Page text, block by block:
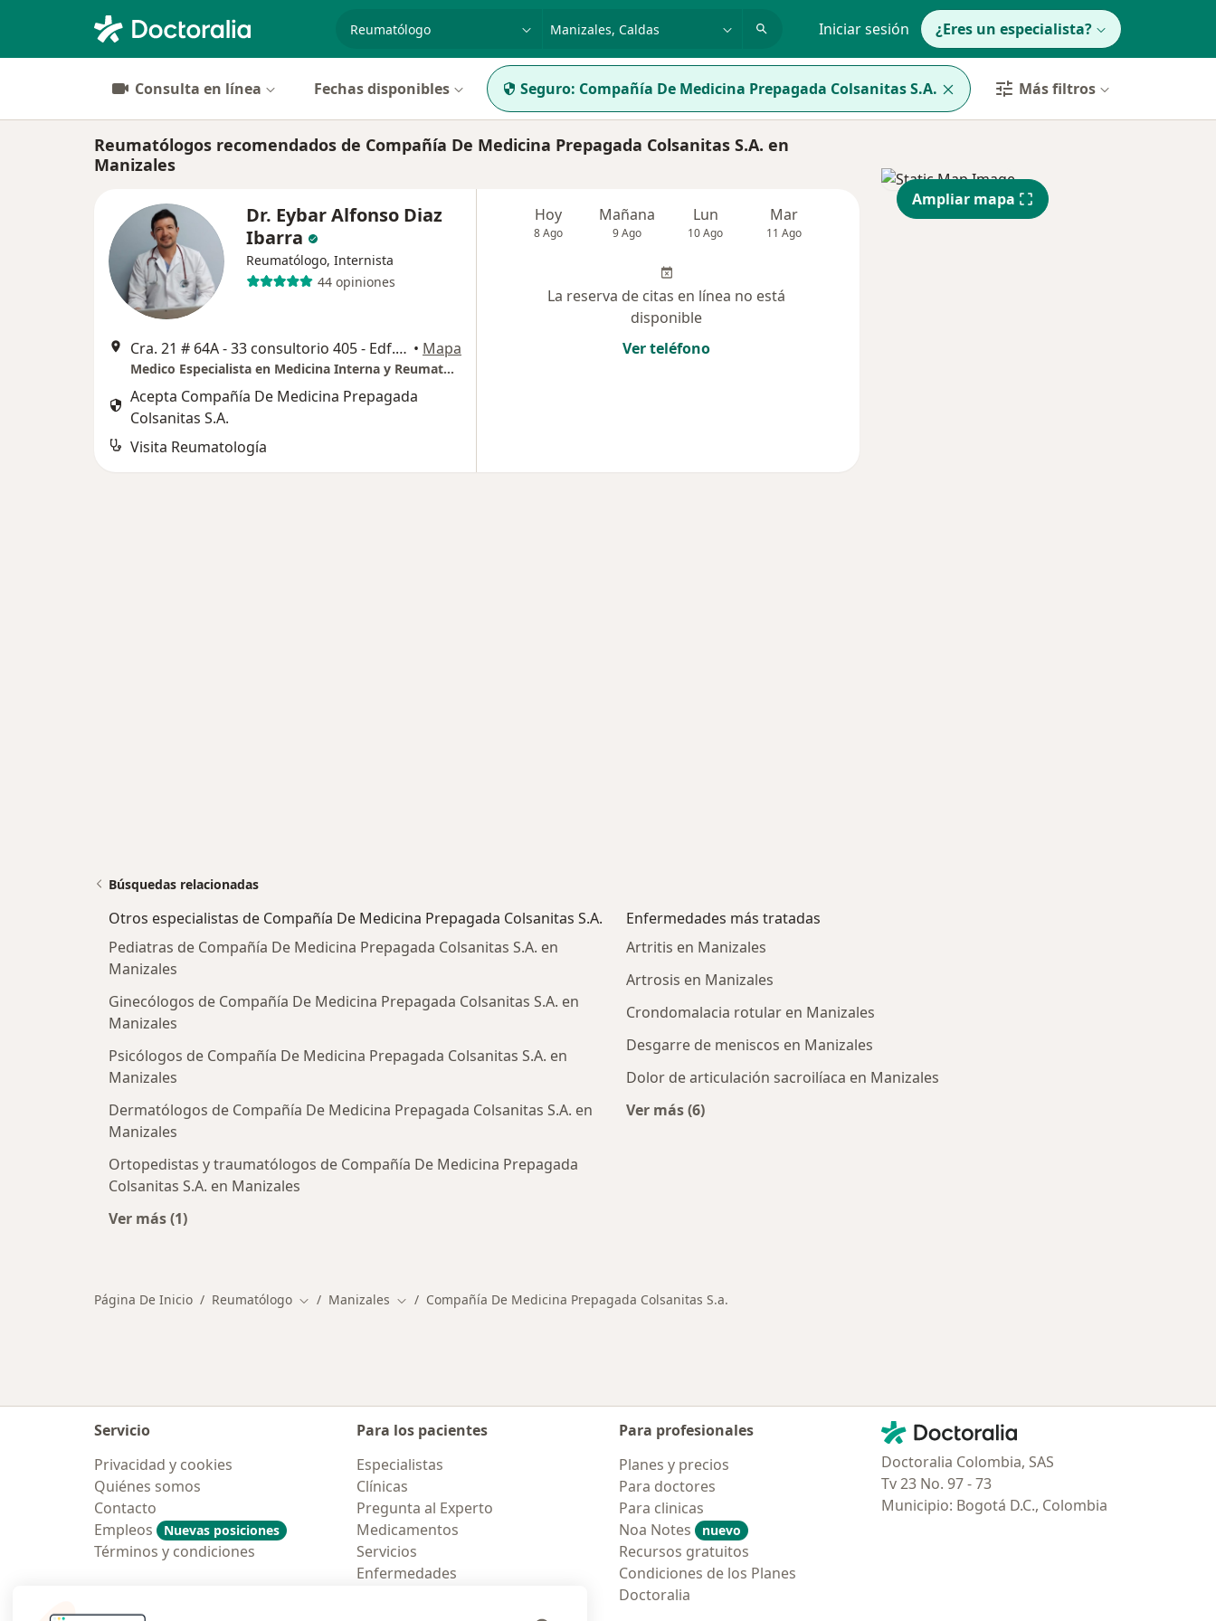
especialidad, enfermedad o nombre Iniciar sesión ¿Eres un especialista?
Consulta en línea Fechas disponibles Seguro: Compañía De Medicina Prepagada Colsanitas S.A. Más filtros
Reumatólogos recomendados de Compañía De Medicina Prepagada Colsanitas S.A. en
Manizales
Dr. Eybar Alfonso Diaz
Ibarra
Reumatólogo, Internista
44 opiniones
Cra. 21 # 64A - 33 consultorio 405 - Edf. Multiplica el Cable, Manizales • Mapa
Medico Especialista en Medicina Interna y Reumatología - Ecografia reumatológica y capilaroscopia
Acepta Compañía De Medicina Prepagada
Colsanitas S.A.
Visita Reumatología
Hoy
8 Ago
Mañana
9 Ago
Lun
10 Ago
Mar
11 Ago
Jue Vie
La reserva de citas en línea no está
disponible
Ver teléfono
Ampliar mapa
Búsquedas relacionadas
Otros especialistas de Compañía De Medicina Prepagada Colsanitas S.A.
Pediatras de Compañía De Medicina Prepagada Colsanitas S.A. en
Manizales
Ginecólogos de Compañía De Medicina Prepagada Colsanitas S.A. en
Manizales
Psicólogos de Compañía De Medicina Prepagada Colsanitas S.A. en
Manizales
Dermatólogos de Compañía De Medicina Prepagada Colsanitas S.A. en
Manizales
Ortopedistas y traumatólogos de Compañía De Medicina Prepagada
Colsanitas S.A. en Manizales
Ver más (1)
Enfermedades más tratadas
Artritis en Manizales
Artrosis en Manizales
Crondomalacia rotular en Manizales
Desgarre de meniscos en Manizales
Dolor de articulación sacroilíaca en Manizales
Ver más (6)
Página De Inicio Reumatólogo Cambiar de ciudad
Manizales Cambiar de ciudad
Compañía De Medicina Prepagada Colsanitas S.a.
Servicio
Privacidad y cookies
Quiénes somos
Contacto
Empleos
Nuevas posiciones
Términos y condiciones
Para los pacientes
Especialistas
Clínicas
Pregunta al Experto
Medicamentos
Servicios
Enfermedades
Para profesionales
Planes y precios
Para doctores
Para clinicas
Noa Notes
nuevo
Recursos gratuitos
Condiciones de los Planes
Doctoralia
Contacto
Doctoralia - Página de inicio
Doctoralia Colombia, SAS
Tv 23 No. 97 - 73
Municipio: Bogotá D.C., Colombia